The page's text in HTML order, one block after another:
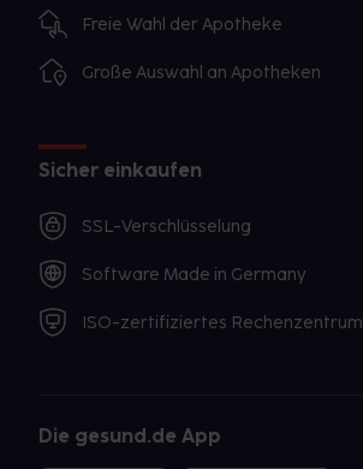
Freie Wahl der Apotheke
Große Auswahl an Apotheken
Sicher einkaufen
SSL-Verschlüsselung
Software Made in Germany
ISO-zertifiziertes Rechenzentrum
Die gesund.de App